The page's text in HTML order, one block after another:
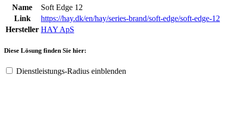
Name
Soft Edge 12
Link
https://hay.dk/en/hay/series-brand/soft-edge/soft-edge-12
Hersteller HAY ApS
Diese Lösung finden Sie hier:
Dienstleistungs-Radius einblenden